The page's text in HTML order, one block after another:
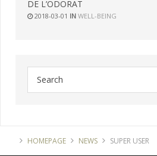
DE L’ODORAT
2018-03-01 IN WELL-BEING
HOMEPAGE NEWS SUPER USER